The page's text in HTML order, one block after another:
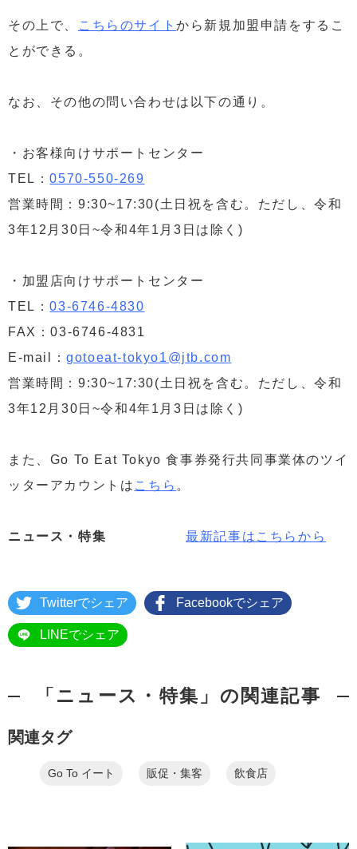
その上で、 こちらのサイトから新規加盟申請をするこ
とができる。
なお、その他の問い合わせは以下の通り。
・お客様向けサポートセンター
TEL：0570-550-269
営業時間：9:30~17:30(土日祝を含む。ただし、令和
3年12月30日~令和4年1月3日は除く)
・加盟店向けサポートセンター
TEL：03-6746-4830
FAX：03-6746-4831
E-mail：gotoeat-tokyo1@jtb.com
営業時間：9:30~17:30(土日祝を含む。ただし、令和
3年12月30日~令和4年1月3日は除く)
また、Go To Eat Tokyo 食事券発行共同事業体のツイ
ッターアカウントは こちら 。
ニュース・特集 最新記事はこちらから
Twitterでシェア Facebookでシェア
LINEでシェア
「ニュース・特集」の関連記事
関連タグ
Go To イート 販促・集客 飲食店